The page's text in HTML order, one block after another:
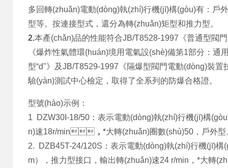
多回轉(zhuǎn)電動(dòng)執(zhí)行機(jī)構(gòu)有：戶外型
型等。按連接型式，還分為轉(zhuǎn)矩型和推力型。
2.本產(chǎn)品的性能符合JB/T8528-1997《普通型閥
《爆炸性氣體環(huán)境用電氣設(shè)備第1部分：通
型“d"》及JB/T8529-1997《隔爆型閥門電動(dòng)裝置
驗(yàn)測試中心檢定，取得了全系列的防爆合格證。
型號(hào)示例：
1 DZW30I-18/50：表示電動(dòng)執(zhí)行機(jī)構
n)速18r/min，*大轉(zhuǎn)圈數(shù)50，戶外型
2. DZB45T-24/120S：表示電動(dòng)執(zhí)行機(jī)構
m），推力型接口，輸出轉(zhuǎn)速24 r/min，*大轉